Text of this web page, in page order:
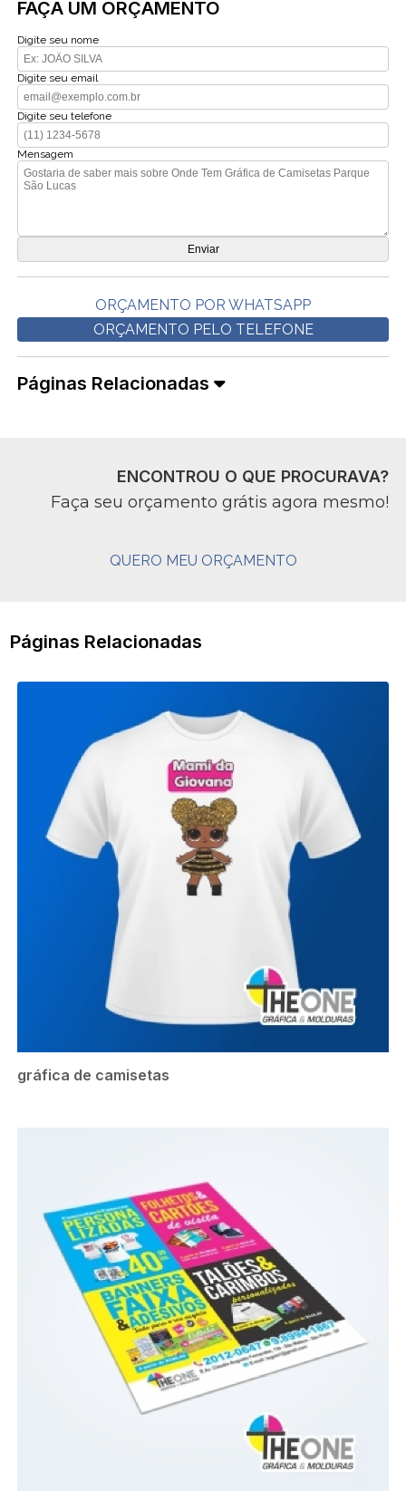
FAÇA UM ORÇAMENTO
Digite seu nome
Digite seu email
Digite seu telefone
Mensagem
ORÇAMENTO POR WHATSAPP
ORÇAMENTO PELO TELEFONE
Páginas Relacionadas
ENCONTROU O QUE PROCURAVA?
Faça seu orçamento grátis agora mesmo!
QUERO MEU ORÇAMENTO
Páginas Relacionadas
gráfica de camisetas